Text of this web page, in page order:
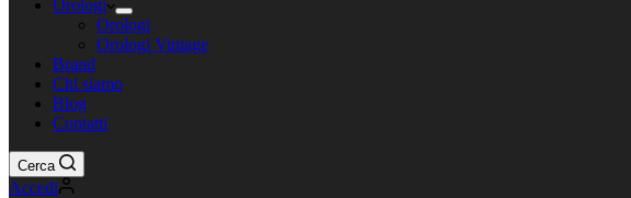
Orologi
Orologi
Orologi Vintage
Brand
Chi siamo
Blog
Contatti
Cerca
Accedi